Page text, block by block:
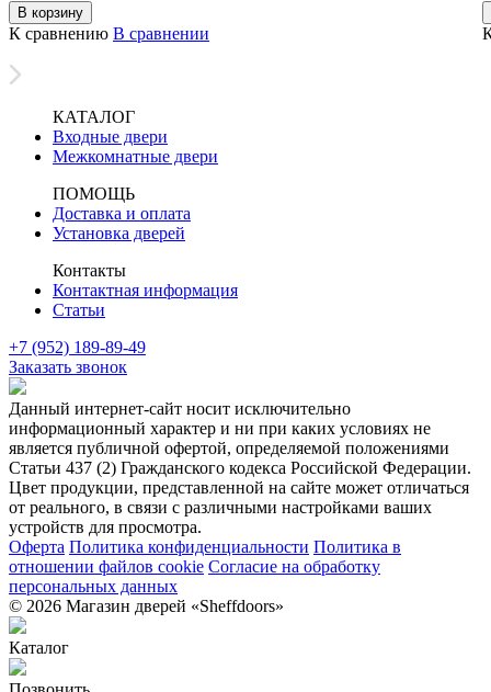
В корзину
К сравнению В сравнении
КАТАЛОГ
Входные двери
Межкомнатные двери
ПОМОЩЬ
Доставка и оплата
Установка дверей
Контакты
Контактная информация
Статьи
+7 (952) 189-89-49
Заказать звонок
Данный интернет-сайт носит исключительно
информационный характер и ни при каких условиях не
является публичной офертой, определяемой положениями
Статьи 437 (2) Гражданского кодекса Российской Федерации.
Цвет продукции, представленной на сайте может отличаться
от реального, в связи с различными настройками ваших
устройств для просмотра.
Оферта Политика конфиденциальности Политика в
отношении файлов cookie Согласие на обработку
персональных данных
© 2026 Магазин дверей «Sheffdoors»
Каталог